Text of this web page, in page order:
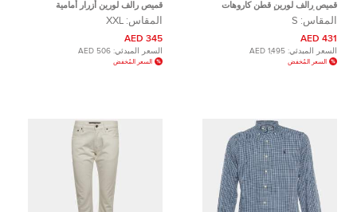
قميص رالف لورين قطن كاروهات
تشيك أزرق فاتح بأزرار مقاس صغير -
سمول
المقاس: S
431 AED
السعر المبدئي: 1,495 AED
السعر المُخفض
قميص رالف لورين أزرار أمامية
مربعات تارتان قطن أزرق كحلي و
أحمر مقاس كبير جداً جداً (اكس اكس
لارج)
المقاس: XXL
345 AED
السعر المبدئي: 506 AED
السعر المُخفض